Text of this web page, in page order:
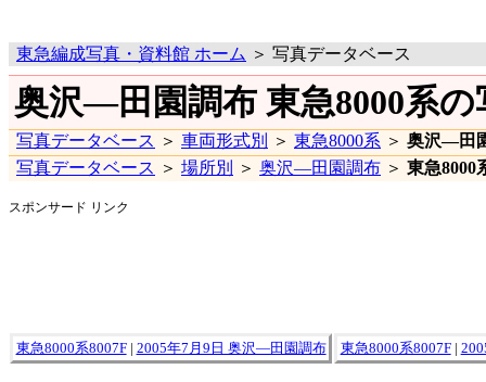
東急編成写真・資料館 ホーム ＞ 写真データベース
奥沢―田園調布 東急8000系の
写真データベース ＞ 車両形式別 ＞ 東急8000系 ＞ 奥沢―田
写真データベース ＞ 場所別 ＞ 奥沢―田園調布 ＞ 東急8000
スポンサード リンク
東急8000系8007F| 2005年7月9日 奥沢―田園調布 東急8000系8007F|